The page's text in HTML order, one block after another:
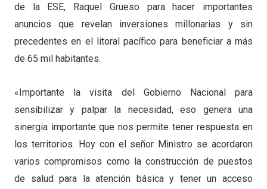
de la ESE, Raquel Grueso para hacer importantes
anuncios que revelan inversiones millonarias y sin
precedentes en el litoral pacífico para beneficiar a más
de 65 mil habitantes.
«Importante la visita del Gobierno Nacional para
sensibilizar y palpar la necesidad, eso genera una
sinergia importante que nos permite tener respuesta en
los territorios. Hoy con el señor Ministro se acordaron
varios compromisos como la construcción de puestos
de salud para la atención básica y tener un acceso